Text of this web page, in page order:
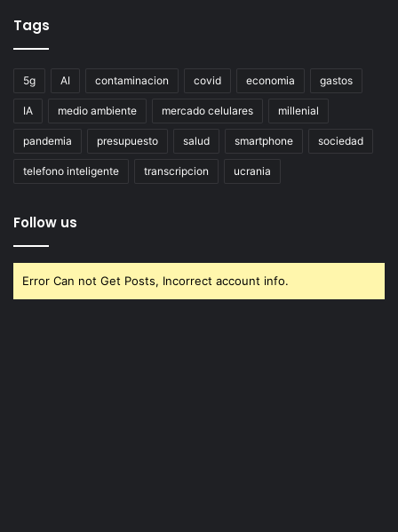
Tags
5g AI contaminacion covid economia gastos
IA medio ambiente mercado celulares millenial
pandemia presupuesto salud smartphone sociedad
telefono inteligente transcripcion ucrania
Follow us
Error Can not Get Posts, Incorrect account info.